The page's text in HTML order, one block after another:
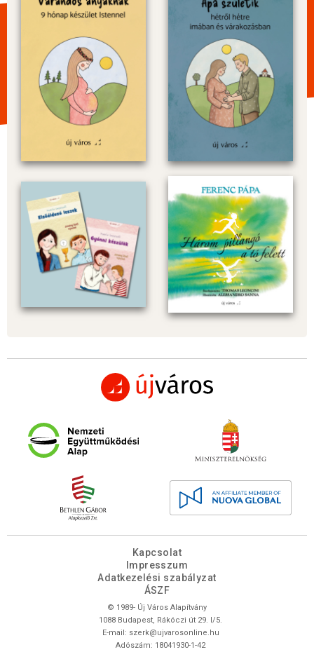
Kapcsolat
Impresszum
Adatkezelési szabályzat
ÁSZF
© 1989- Új Város Alapítvány
1088 Budapest, Rákóczi út 29. I/5.
E-mail: szerk@ujvarosonline.hu
Adószám: 18041930-1-42